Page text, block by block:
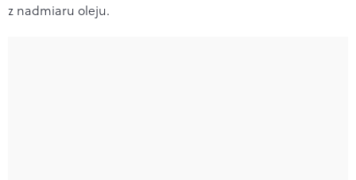
z nadmiaru oleju.